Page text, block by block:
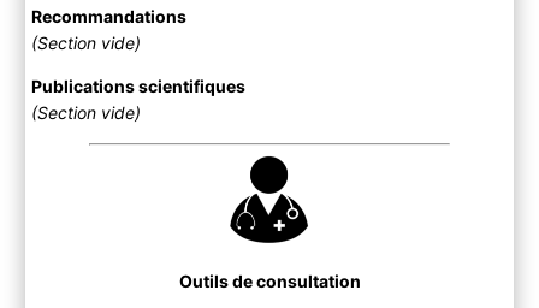
Recommandations
(Section vide)
Publications scientifiques
(Section vide)
Outils de consultation